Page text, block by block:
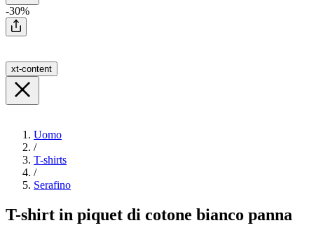
-30%
xt-content
Uomo
/
T-shirts
/
Serafino
T-shirt in piquet di cotone bianco panna